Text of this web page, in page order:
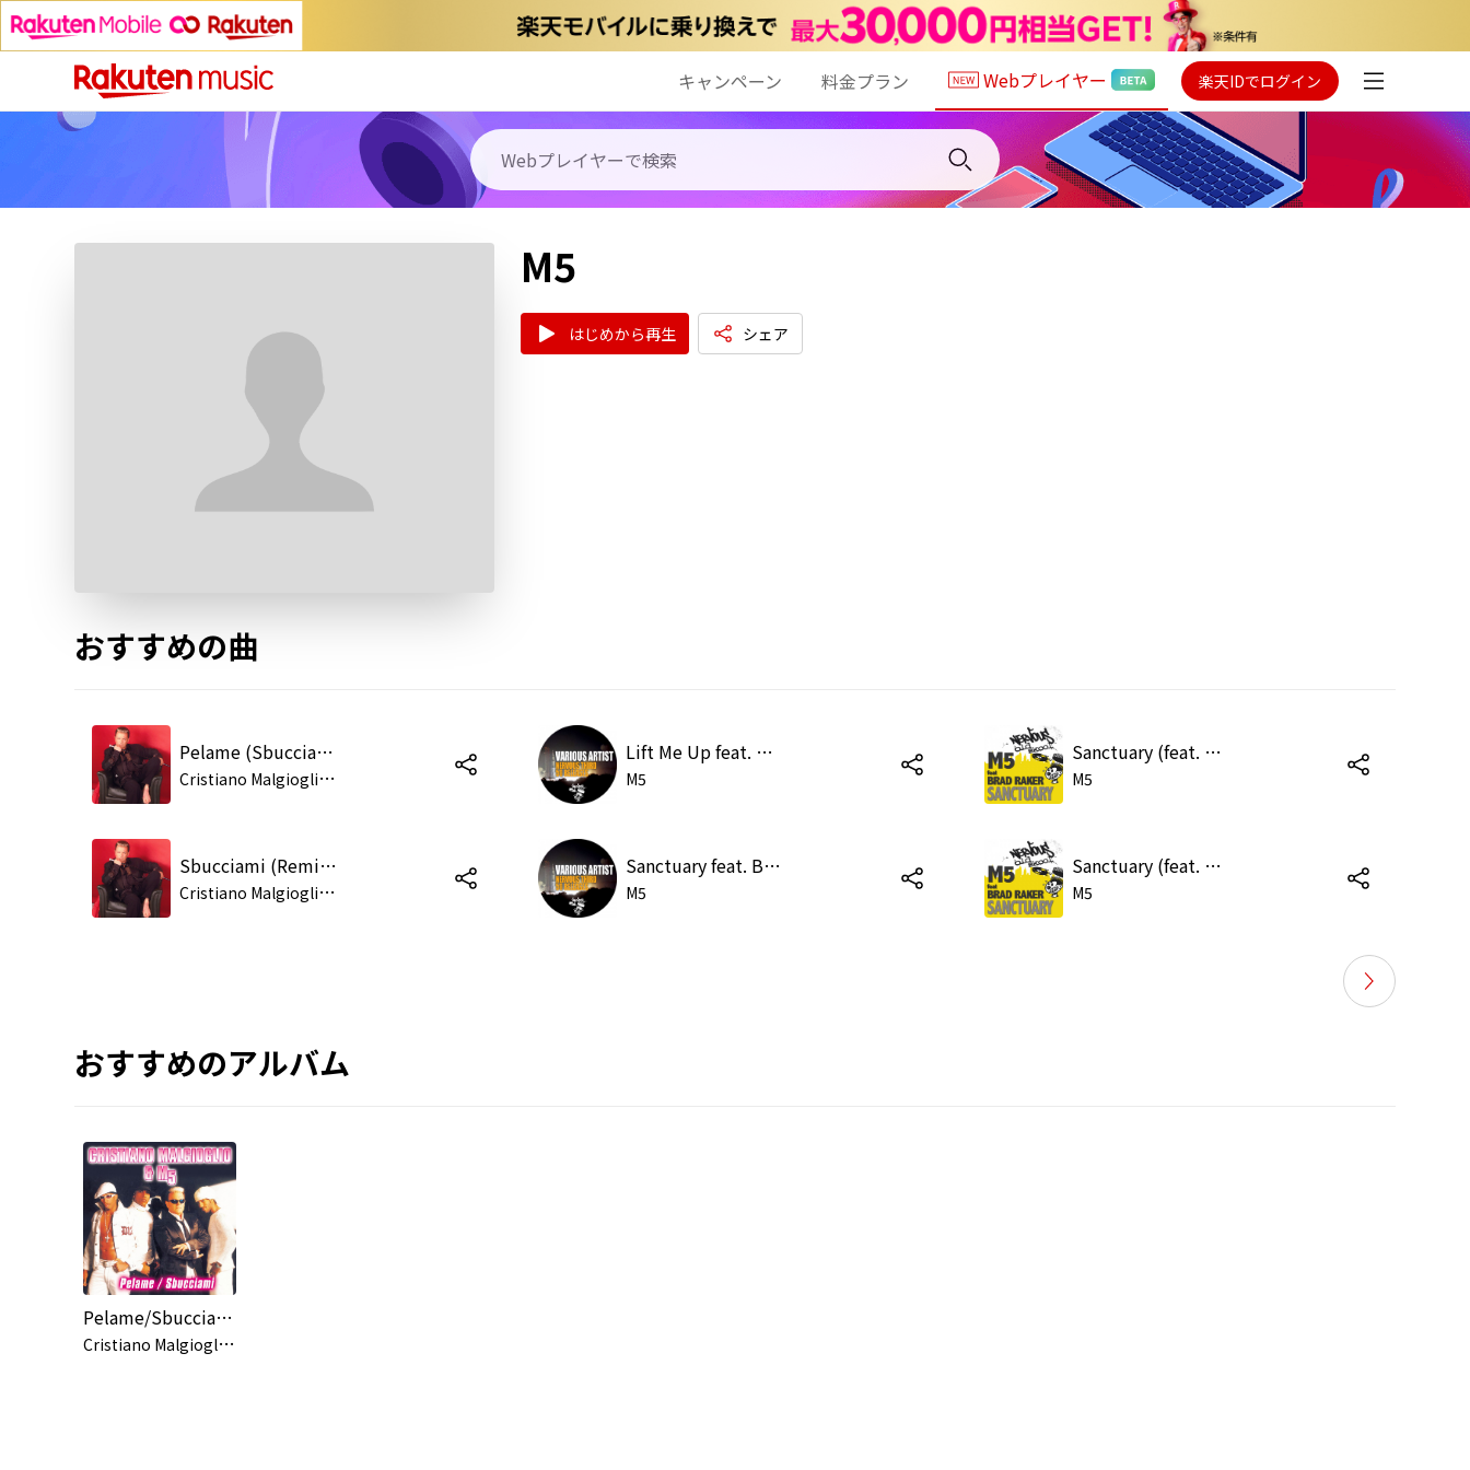
キャンペーン 料金プラン Webプレイヤー 楽天IDでログイン
M5
はじめから再生 シェア
おすすめの曲
Pelame (Sbucciami) [Remix Spanish Version]
C
ristiano Malgioglio, M5
Sbucciami (Remix Italian Version)
C
ristiano Malgioglio, M5
Lift Me Up feat. Brad Raker (Original Mix)
M5
Sanctuary feat. Brad Raker (Original Mix)
M5
Sanctuary (feat. Brad Raker) [Original Mix]
M5
Sanctuary (feat. Brad Raker) [Remix]
M5
おすすめのアルバム
Pelame/Sbucciami
C
ristiano Malgioglio, M5